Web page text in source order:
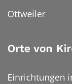
Ottweiler
Orte von
Einrichtungen